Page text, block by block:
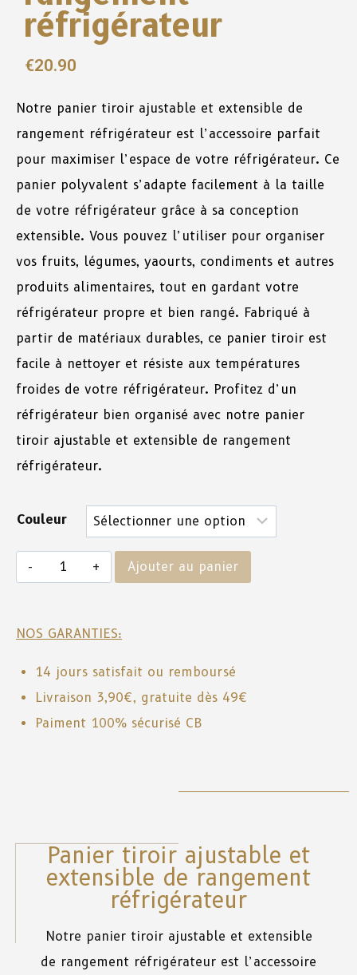
réfrigérateur
€20.90
Notre panier tiroir ajustable et extensible de
rangement réfrigérateur est l’accessoire parfait
pour maximiser l’espace de votre réfrigérateur. Ce
panier polyvalent s’adapte facilement à la taille
de votre réfrigérateur grâce à sa conception
extensible. Vous pouvez l’utiliser pour organiser
vos fruits, légumes, yaourts, condiments et autres
produits alimentaires, tout en gardant votre
réfrigérateur propre et bien rangé. Fabriqué à
partir de matériaux durables, ce panier tiroir est
facile à nettoyer et résiste aux températures
froides de votre réfrigérateur. Profitez d’un
réfrigérateur bien organisé avec notre panier
tiroir ajustable et extensible de rangement
réfrigérateur.
Couleur
Ajouter au panier
NOS GARANTIES:
14 jours satisfait ou remboursé
Livraison 3,90€, gratuite dès 49€
Paiment 100% sécurisé CB
Panier tiroir ajustable et
extensible de rangement
réfrigérateur
Notre panier tiroir ajustable et extensible
de rangement réfrigérateur est l’accessoire